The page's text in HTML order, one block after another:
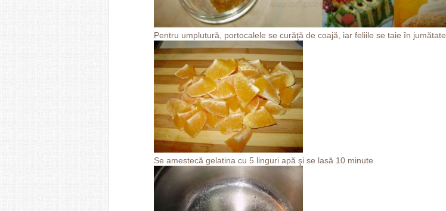
Pentru umplutură, portocalele se curăţă de coajă, iar feliile se taie în jumătate.
Se amestecă gelatina cu 5 linguri apă şi se lasă 10 minute.